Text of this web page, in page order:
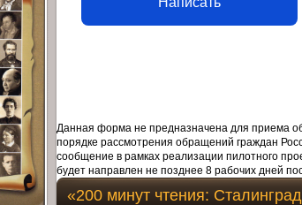
Данная форма не предназначена для приема
порядке рассмотрения обращений граждан
сообщение в рамках реализации пилотного
будет направлен не позднее 8 рабочих дней
«200 минут чтения: